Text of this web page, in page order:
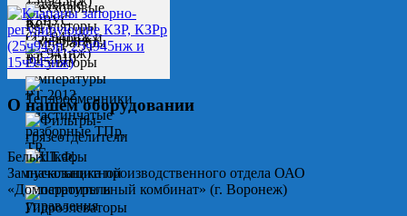
О нашем оборудовании
Белых Т.Ф.
Замначальника производственного отдела ОАО
«Домостроительный комбинат» (г. Воронеж)